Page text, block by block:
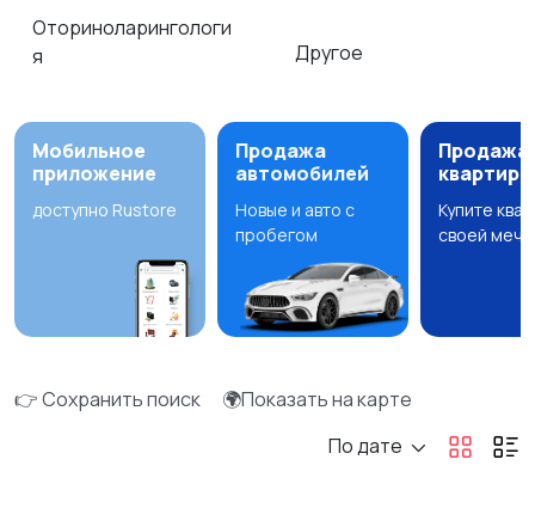
Оториноларингологи
я
Другое
Мобильное
приложение
доступно Rustore
Продажа
автомобилей
Новые и авто с
пробегом
Продажа
квартир
Купите
своей
👉 Сохранить поиск
🌍Показать на карте
По дате